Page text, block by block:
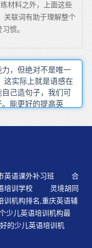
材料之外，上面这些
关联词有助于理解整个
惯。
，但绝对不是唯一
这实际上就是语感在
己造句子，我们可
能更好的提高英
段落或宏命题水平
力和阅读 而且全是
级跟BEC高级的难
验你也可以，比如
，从而实现语言的
英语课外补习班
合
培训学校
灵境胡同
训机构排名,重庆英语辅
少儿英语培训机构最
的少儿英语培训机